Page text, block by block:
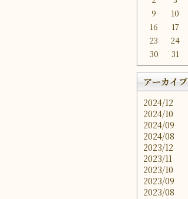
9
10
16
17
23
24
30
31
アーカイブ
2024/12
2024/10
2024/09
2024/08
2023/12
2023/11
2023/10
2023/09
2023/08